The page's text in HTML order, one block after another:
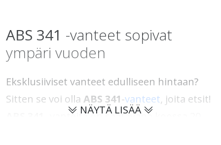
ABS 341 -vanteet sopivat
ympäri vuoden
Eksklusiiviset vanteet edulliseen hintaan?
Sitten se voi olla ABS 341-vanteet, joita etsit!
-vanteita on saatavana koossa 20 -
NÄYTÄ LISÄÄ